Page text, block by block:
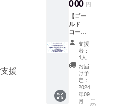
援
e You
ready？
/star:fr
ost）
000 円
【ゴー
ルド
コー
ス】 ・
「STAR
GAZER
」公演
パンフ
レット
（A5サ
イズ・
24P予
支援
者：
4人
お届
け予
定：
2024
年09
月
こ